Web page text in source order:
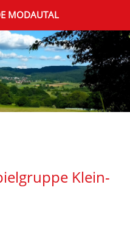
MODAUTAL
Klein-